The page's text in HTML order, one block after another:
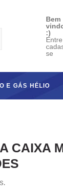
Bem
:)
se
E GÁS HÉLIO
CAIXA